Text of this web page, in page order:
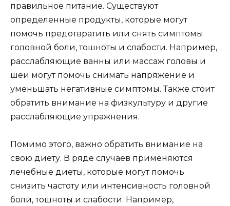
правильное питание. Существуют
определенные продукты, которые могут
помочь предотвратить или снять симптомы
головной боли, тошноты и слабости. Например,
расслабляющие ванны или массаж головы и
шеи могут помочь снимать напряжение и
уменьшать негативные симптомы. Также стоит
обратить внимание на физкультуру и другие
расслабляющие упражнения.
Помимо этого, важно обратить внимание на
свою диету. В ряде случаев применяются
лечебные диеты, которые могут помочь
снизить частоту или интенсивность головной
боли, тошноты и слабости. Например,